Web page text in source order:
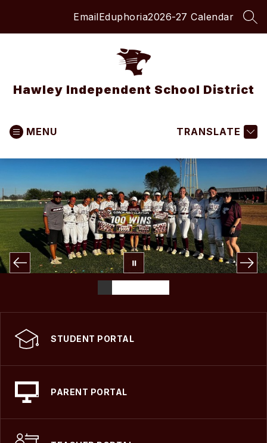
EmailEduphoria2026-27 Calendar
Hawley Independent School District
MENU TRANSLATE
STUDENT PORTAL
PARENT PORTAL